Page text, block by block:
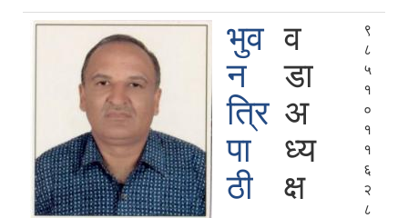
भुव
न
त्रि
पा
ठी
व
डा
अ
ध्य
क्ष
९
८
५
१
०
१
१
६
२
८